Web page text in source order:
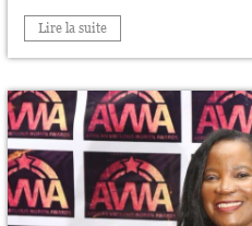
Lire la suite